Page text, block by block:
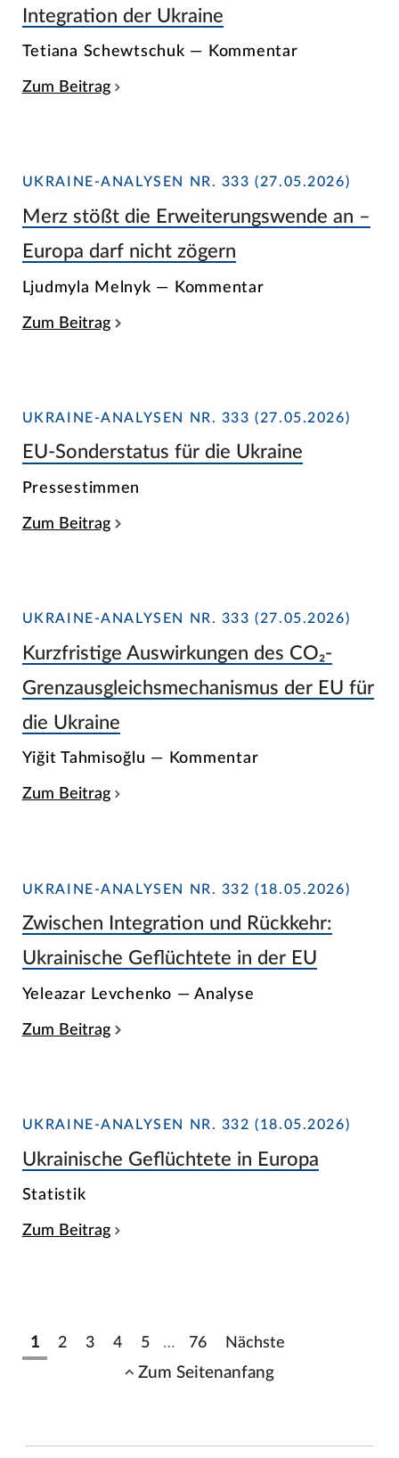
Integration der Ukraine
Tetiana Schewtschuk — Kommentar
Zum Beitrag
UKRAINE-ANALYSEN NR. 333 (27.05.2026)
Merz stößt die Erweiterungswende an –
Europa darf nicht zögern
Ljudmyla Melnyk — Kommentar
Zum Beitrag
UKRAINE-ANALYSEN NR. 333 (27.05.2026)
EU-Sonderstatus für die Ukraine
Pressestimmen
Zum Beitrag
UKRAINE-ANALYSEN NR. 333 (27.05.2026)
Kurzfristige Auswirkungen des CO₂-
Grenzausgleichsmechanismus der EU für
die Ukraine
Yiğit Tahmisoğlu — Kommentar
Zum Beitrag
UKRAINE-ANALYSEN NR. 332 (18.05.2026)
Zwischen Integration und Rückkehr:
Ukrainische Geflüchtete in der EU
Yeleazar Levchenko — Analyse
Zum Beitrag
UKRAINE-ANALYSEN NR. 332 (18.05.2026)
Ukrainische Geflüchtete in Europa
Statistik
Zum Beitrag
1 2 3 4 5 … 76 Nächste
Zum Seitenanfang